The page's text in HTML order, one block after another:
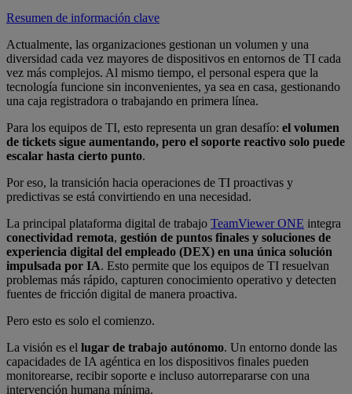
Resumen de información clave
Actualmente, las organizaciones gestionan un volumen y una
diversidad cada vez mayores de dispositivos en entornos de TI cada
vez más complejos. Al mismo tiempo, el personal espera que la
tecnología funcione sin inconvenientes, ya sea en casa, gestionando
una caja registradora o trabajando en primera línea.
Para los equipos de TI, esto representa un gran desafío: el volumen
de tickets sigue aumentando, pero el soporte reactivo solo puede
escalar hasta cierto punto.
Por eso, la transición hacia operaciones de TI proactivas y
predictivas se está convirtiendo en una necesidad.
La principal plataforma digital de trabajo TeamViewer ONE integra
conectividad remota, gestión de puntos finales y soluciones de
experiencia digital del empleado (DEX) en una única solución
impulsada por IA. Esto permite que los equipos de TI resuelvan
problemas más rápido, capturen conocimiento operativo y detecten
fuentes de fricción digital de manera proactiva.
Pero esto es solo el comienzo.
La visión es el lugar de trabajo autónomo. Un entorno donde las
capacidades de IA agéntica en los dispositivos finales pueden
monitorearse, recibir soporte e incluso autorrepararse con una
intervención humana mínima.